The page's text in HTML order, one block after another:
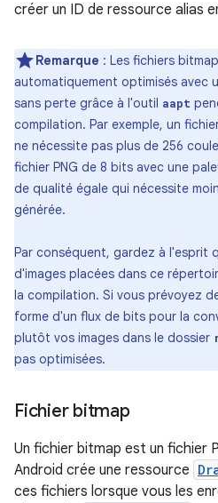
créer un ID de ressource alias
Remarque : Les fichiers
automatiquement optimisés avec
sans perte grâce à l'outil aapt
compilation. Par exemple, un
ne nécessite pas plus de 256
fichier PNG de 8 bits avec une
de qualité égale qui nécessite
générée.
Par conséquent, gardez à l'esprit
d'images placées dans ce
la compilation. Si vous prévoyez
forme d'un flux de bits pour la
plutôt vos images dans le dossier
pas optimisées.
Fichier bitmap
Un fichier bitmap est un fichier
Android crée une ressource
ces fichiers lorsque vous les